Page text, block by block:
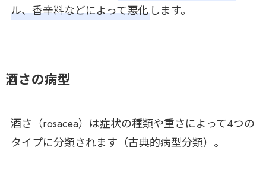
ル、香辛料などによって悪化します。
酒さの病型
酒さ（rosacea）は症状の種類や重さによって4つの
タイプに分類されます（古典的病型分類）。